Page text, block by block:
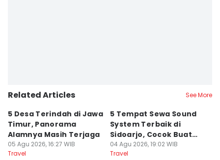
Related Articles See More
5 Desa Terindah di Jawa
Timur, Panorama
Alamnya Masih Terjaga
05 Agu 2026, 16:27 WIB
Travel
5 Tempat Sewa Sound
System Terbaik di
Sidoarjo, Cocok Buat
Agustusan
04 Agu 2026, 19:02 WIB
Travel